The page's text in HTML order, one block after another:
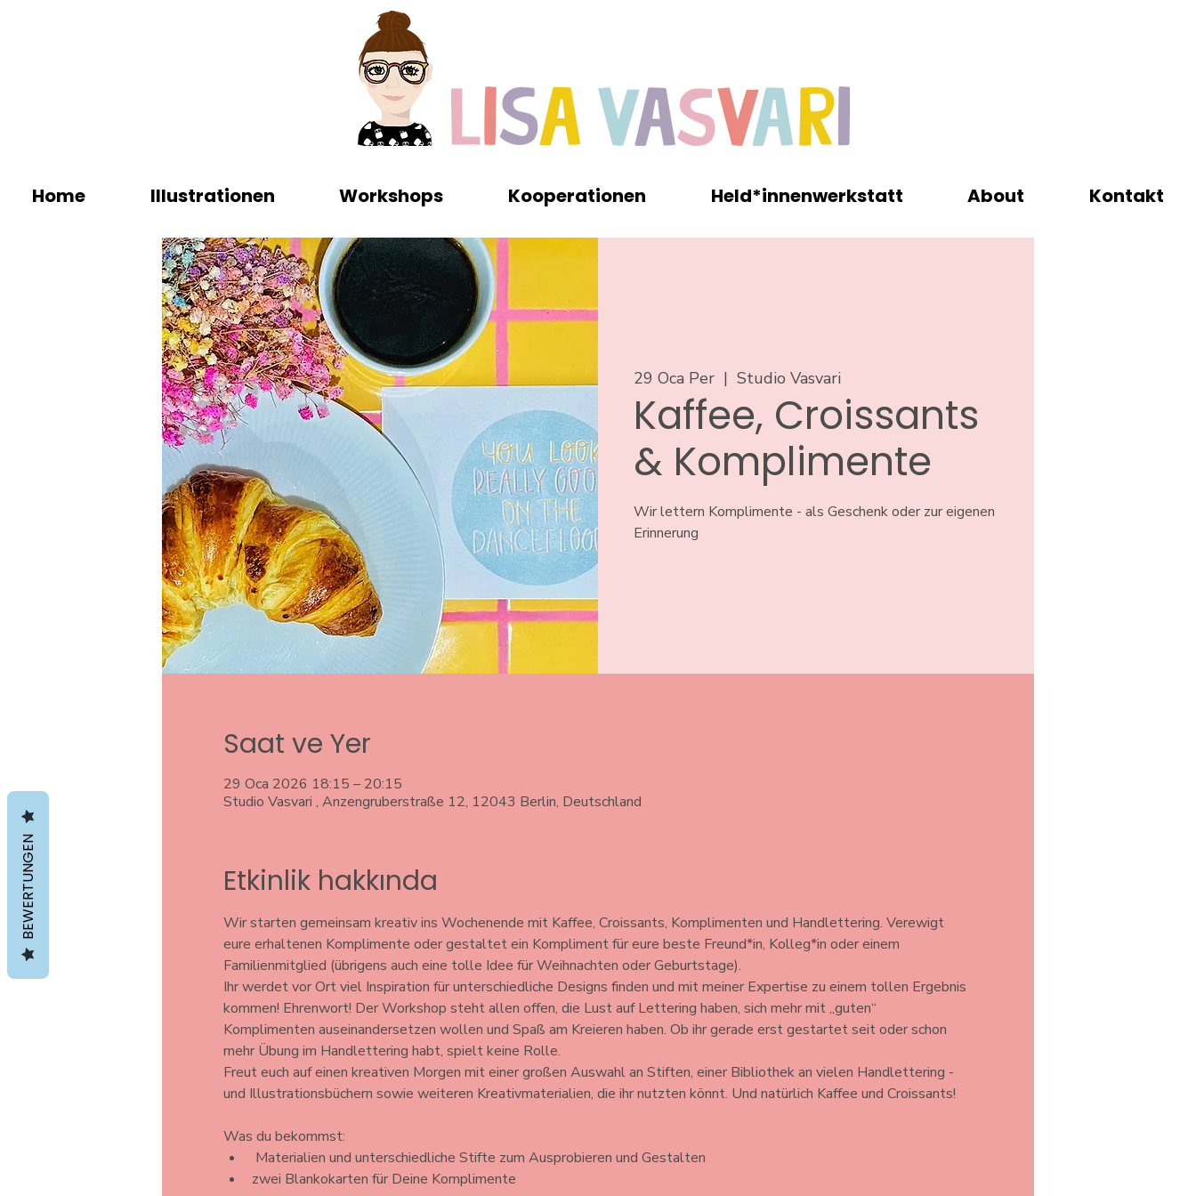
Home Illustrationen Workshops Kooperationen Held*innenwerkstatt About Kontakt
29 Oca Per
  |
Studio Vasvari
Kaffee, Croissants
& Komplimente
Wir lettern Komplimente - als Geschenk oder zur eigenen
Erinnerung
Saat ve Yer
29 Oca 2026 18:15 – 20:15
Studio Vasvari , Anzengruberstraße 12, 12043 Berlin, Deutschland
Etkinlik hakkında
Wir starten gemeinsam kreativ ins Wochenende mit Kaffee, Croissants, Komplimenten und Handlettering. Verewigt
eure erhaltenen Komplimente oder gestaltet ein Kompliment für eure beste Freund*in, Kolleg*in oder einem
Familienmitglied (übrigens auch eine tolle Idee für Weihnachten oder Geburtstage).
Ihr werdet vor Ort viel Inspiration für unterschiedliche Designs finden und mit meiner Expertise zu einem tollen Ergebnis
kommen! Ehrenwort! Der Workshop steht allen offen, die Lust auf Lettering haben, sich mehr mit „guten“
Komplimenten auseinandersetzen wollen und Spaß am Kreieren haben. Ob ihr gerade erst gestartet seit oder schon
mehr Übung im Handlettering habt, spielt keine Rolle.
Freut euch auf einen kreativen Morgen mit einer großen Auswahl an Stiften, einer Bibliothek an vielen Handlettering -
und Illustrationsbüchern sowie weiteren Kreativmaterialien, die ihr nutzten könnt. Und natürlich Kaffee und Croissants!
Was du bekommst:
Materialien und unterschiedliche Stifte zum Ausprobieren und Gestalten
zwei Blankokarten für Deine Komplimente
BEWERTUNGEN